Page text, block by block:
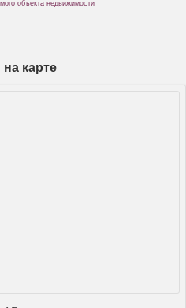
объекта недвижимости
карте